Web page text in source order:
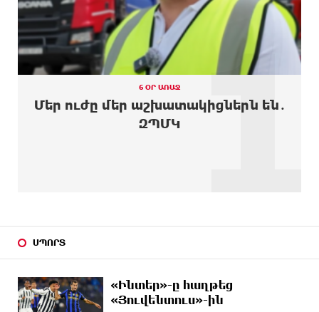
9 ԺԱՄ
ԱՌԱՋ
Օգոստոսի 10-ին, 11-ին, 12-ին, 13-ին, 14-ին, 17-
ին, 18-ին և 20-ին հարյուրավոր հասցեներում
լույս չի լինելու
9 ԺԱՄ
Ողբերգական դեպք՝ Երևանում․ Կիևյան կամրջի
տակ հայտնաբերվել է տղամարդու մարմին
Ադրբեջանի Սարով գյուղում տանը 18-ամյա
աղջկա դի է հայտնաբերվել
պատուհաններն ու դռները
10 ԺԱՄ
Ալիևն ու Թրամփը հեռախոսազրույց են ունեցել
11 ԺԱՄ
«Ինտեր»-ը հաղթեց «Յուվենտուս»-ին
6 ՕՐ ԱՌԱՋ
Մեր ուժը մեր աշխատակիցներն են․
ԶՊՄԿ
1
ՍՊՈՐՏ
«Ինտեր»-ը հաղթեց
«Յուվենտուս»-ին